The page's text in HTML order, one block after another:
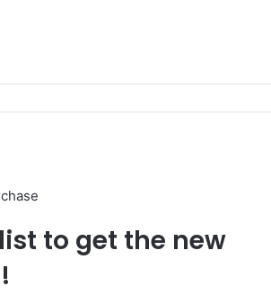
to get the new